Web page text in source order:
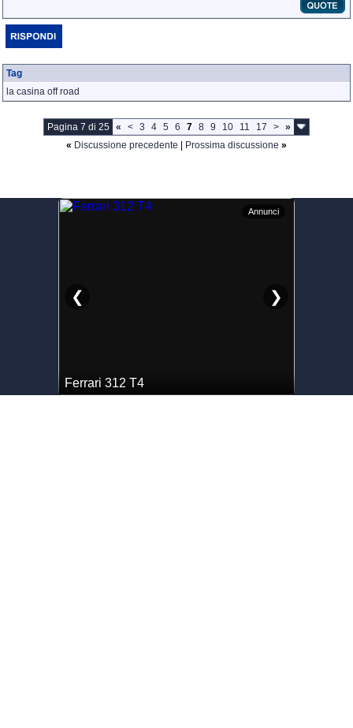
Tag
la casina off road
Pagina 7 di 25 « < 3 4 5 6 7 8 9 10 11 17 > »
« Discussione precedente Prossima discussione »